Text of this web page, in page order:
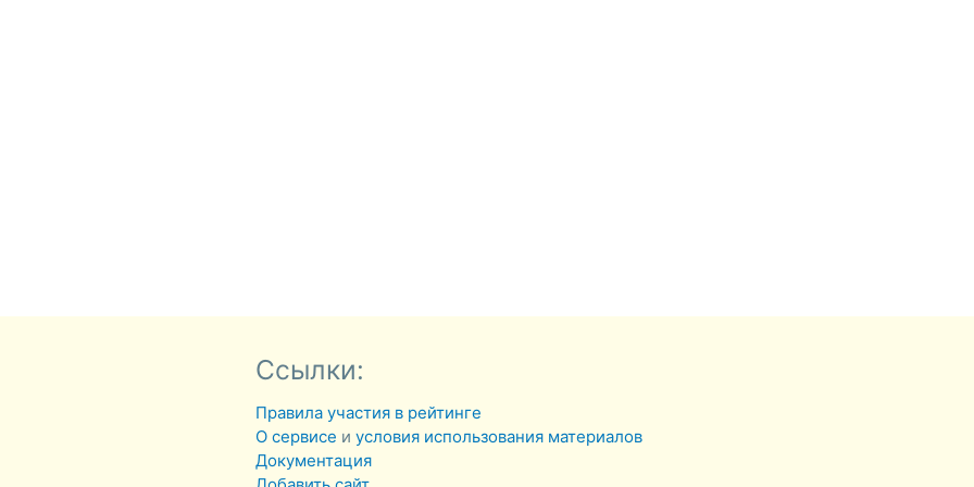
Ссылки:
Правила участия в рейтинге
О сервисе иусловия использования материалов
Документация